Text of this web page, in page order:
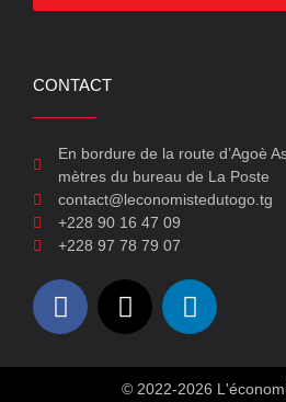
CONTACT
En bordure de la route d’Agoè
mètres du bureau de La Poste
contact@leconomistedutogo.tg
+228 90 16 47 09
+228 97 78 79 07
© 2022-2026